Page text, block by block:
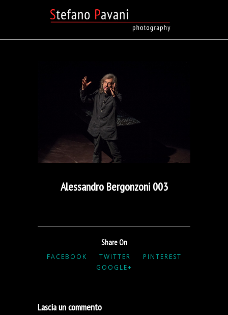
Alessandro Bergonzoni 003
Share On
FACEBOOK TWITTER
PINTEREST
GOOGLE+
Lascia un commento